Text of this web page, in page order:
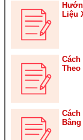
Liệu
Theo